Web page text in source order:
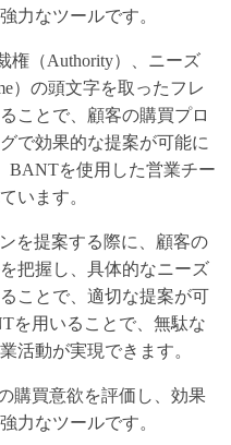
力なツールです。
権（Authority）、ニーズ
）の頭文字を取ったフレ
ことで、顧客の購買プロ
で効果的な提案が可能に
BANTを使用した営業チー
います。
を提案する際に、顧客の
把握し、具体的なニーズ
ことで、適切な提案が可
を用いることで、無駄な
活動が実現できます。
購買意欲を評価し、効果
力なツールです。